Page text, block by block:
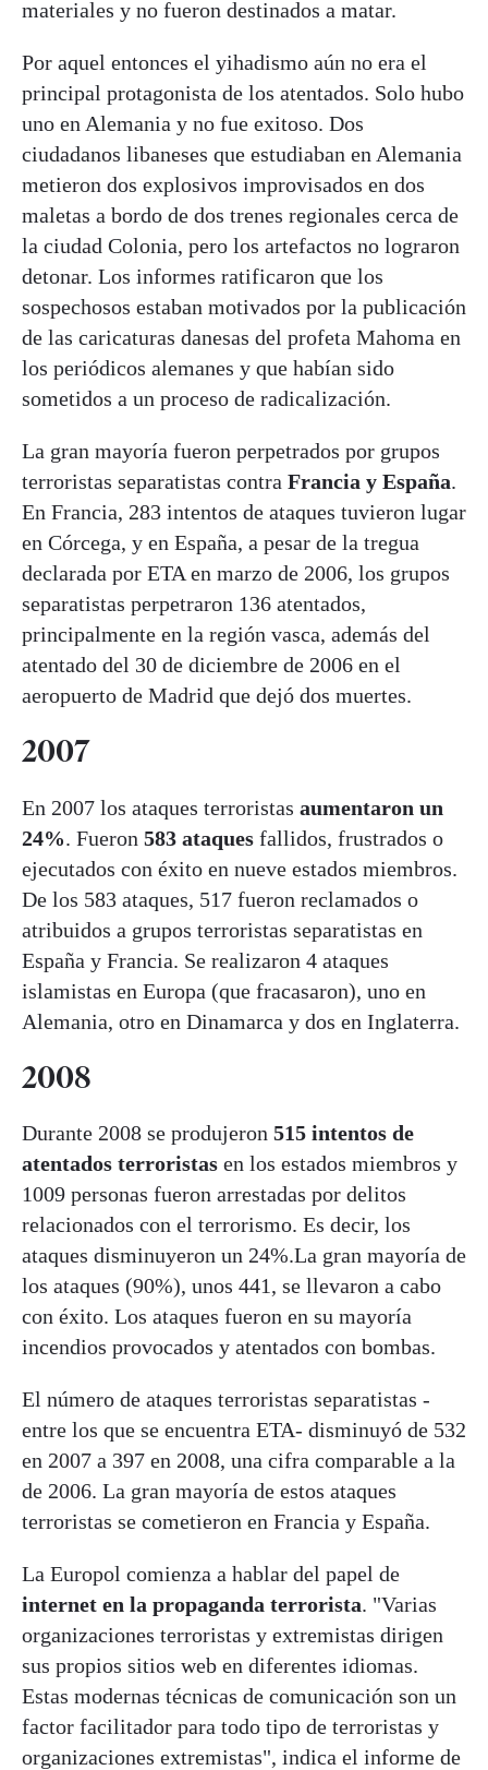
materiales y no fueron destinados a matar.
Por aquel entonces el yihadismo aún no era el
principal protagonista de los atentados. Solo hubo
uno en Alemania y no fue exitoso. Dos
ciudadanos libaneses que estudiaban en Alemania
metieron dos explosivos improvisados en dos
maletas a bordo de dos trenes regionales cerca de
la ciudad Colonia, pero los artefactos no lograron
detonar. Los informes ratificaron que los
sospechosos estaban motivados por la publicación
de las caricaturas danesas del profeta Mahoma en
los periódicos alemanes y que habían sido
sometidos a un proceso de radicalización.
La gran mayoría fueron perpetrados por grupos
terroristas separatistas contra Francia y España.
En Francia, 283 intentos de ataques tuvieron lugar
en Córcega, y en España, a pesar de la tregua
declarada por ETA en marzo de 2006, los grupos
separatistas perpetraron 136 atentados,
principalmente en la región vasca, además del
atentado del 30 de diciembre de 2006 en el
aeropuerto de Madrid que dejó dos muertes.
2007
En 2007 los ataques terroristas aumentaron un
24%. Fueron 583 ataques fallidos, frustrados o
ejecutados con éxito en nueve estados miembros.
De los 583 ataques, 517 fueron reclamados o
atribuidos a grupos terroristas separatistas en
España y Francia. Se realizaron 4 ataques
islamistas en Europa (que fracasaron), uno en
Alemania, otro en Dinamarca y dos en Inglaterra.
2008
Durante 2008 se produjeron 515 intentos de
atentados terroristas en los estados miembros y
1009 personas fueron arrestadas por delitos
relacionados con el terrorismo. Es decir, los
ataques disminuyeron un 24%.La gran mayoría de
los ataques (90%), unos 441, se llevaron a cabo
con éxito. Los ataques fueron en su mayoría
incendios provocados y atentados con bombas.
El número de ataques terroristas separatistas -
entre los que se encuentra ETA- disminuyó de 532
en 2007 a 397 en 2008, una cifra comparable a la
de 2006. La gran mayoría de estos ataques
terroristas se cometieron en Francia y España.
La Europol comienza a hablar del papel de
internet en la propaganda terrorista. "Varias
organizaciones terroristas y extremistas dirigen
sus propios sitios web en diferentes idiomas.
Estas modernas técnicas de comunicación son un
factor facilitador para todo tipo de terroristas y
organizaciones extremistas", indica el informe de